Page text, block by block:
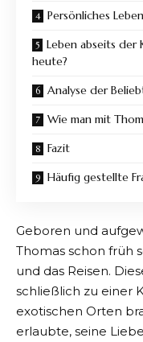
Persönliches
Leben abseits der
heute?
Analyse der
Wie man mit
Fazit
Häufig gestellte
Geboren und
Thomas schon früh
und das Reisen.
schließlich zu einer
exotischen Orten
erlaubte, seine